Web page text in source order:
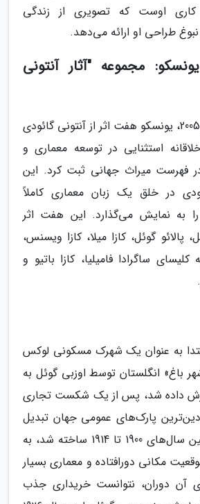
اوست که تصویری از زندگی
نبوغ طراحی او ارائه می‌دهد.
مجموعه "آثار آنتونی
در سال‌های 1984 و 2005، یونسکو هفت اثر از آنتونی گائودی
استثنایی در توسعه معماری و
فهرست میراث جهانی ثبت کرد. این
در خلق یک زبان معماری کاملاً
به نمایش می‌گذارد. این هفت اثر
پالائو گوئل، کازا میلا، کازا ویسنس،
ساگرادا فامیلیا، کازا باتیو و
به عنوان یک شهرک مسکونی لوکس
باغ» انگلستان توسط اوزبی گوئل به
داده شد، پس از یک شکست تجاری
پارک‌های عمومی جهان تبدیل
شد. این پروژه که بین سال‌های 1900 تا 1914 ساخته شد، به
مکانی دورافتاده و معماری بسیار
آن دوران، نتوانست خریداری جذب